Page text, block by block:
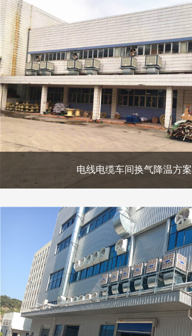
电线电缆车间换气降温方案